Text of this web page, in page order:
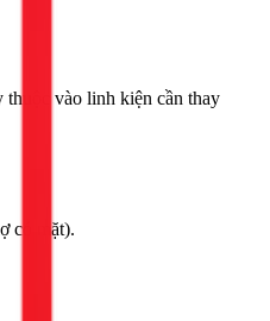
thuộc vào linh kiện cần thay
có mặt).